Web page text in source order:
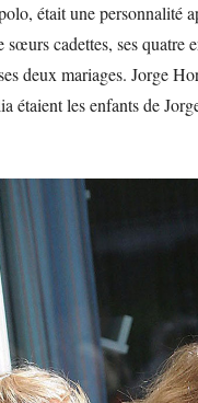
était une personnalité
cadettes, ses quatre
deux mariages. Jorge
les enfants de